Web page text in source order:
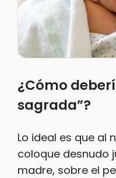
¿Cómo
sagrada”?
Lo ideal es que al
coloque desnudo
madre, sobre el